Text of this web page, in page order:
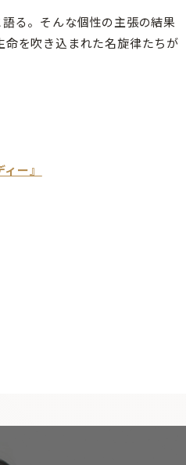
る。そんな個性の主張の結果
を吹き込まれた名旋律たちが
ー』